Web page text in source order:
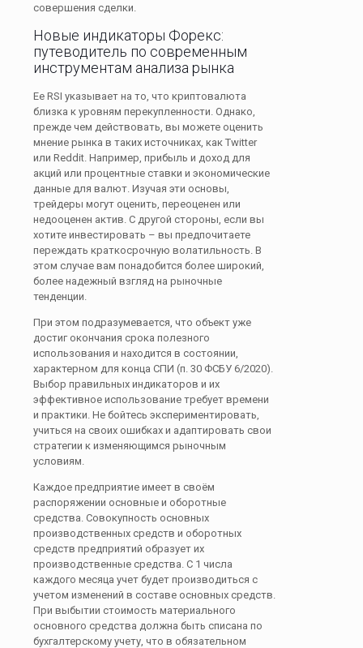
совершения сделки.
Новые индикаторы Форекс:
путеводитель по современным
инструментам анализа рынка
Ее RSI указывает на то, что криптовалюта
близка к уровням перекупленности. Однако,
прежде чем действовать, вы можете оценить
мнение рынка в таких источниках, как Twitter
или Reddit. Например, прибыль и доход для
акций или процентные ставки и экономические
данные для валют. Изучая эти основы,
трейдеры могут оценить, переоценен или
недооценен актив. С другой стороны, если вы
хотите инвестировать – вы предпочитаете
переждать краткосрочную волатильность. В
этом случае вам понадобится более широкий,
более надежный взгляд на рыночные
тенденции.
При этом подразумевается, что объект уже
достиг окончания срока полезного
использования и находится в состоянии,
характерном для конца СПИ (п. 30 ФСБУ 6/2020).
Выбор правильных индикаторов и их
эффективное использование требует времени
и практики. Не бойтесь экспериментировать‚
учиться на своих ошибках и адаптировать свои
стратегии к изменяющимся рыночным
условиям.
Каждое предприятие имеет в своём
распоряжении основные и оборотные
средства. Совокупность основных
производственных средств и оборотных
средств предприятий образует их
производственные средства. С 1 числа
каждого месяца учет будет производиться с
учетом изменений в составе основных средств.
При выбытии стоимость материального
основного средства должна быть списана по
бухгалтерскому учету, что в обязательном